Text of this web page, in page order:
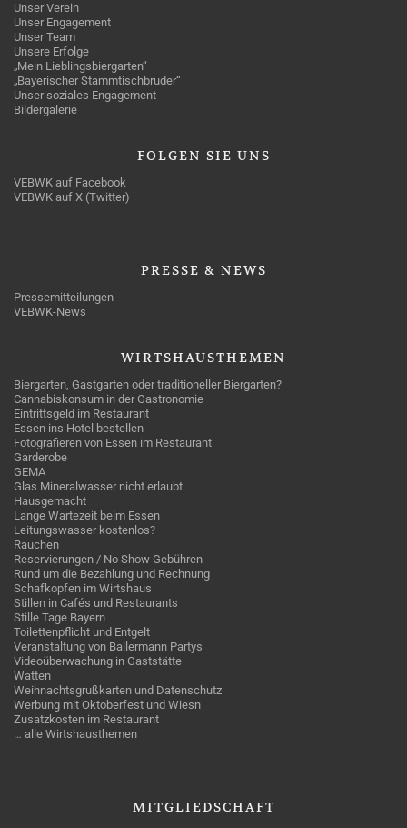
Unser Verein
Unser Engagement
Unser Team
Unsere Erfolge
„Mein Lieblingsbiergarten“
„Bayerischer Stammtischbruder“
Unser soziales Engagement
Bildergalerie
FOLGEN SIE UNS
VEBWK auf Facebook
VEBWK auf X (Twitter)
PRESSE & NEWS
Pressemitteilungen
VEBWK-News
WIRTSHAUSTHEMEN
Biergarten, Gastgarten oder traditioneller Biergarten?
Cannabiskonsum in der Gastronomie
Eintrittsgeld im Restaurant
Essen ins Hotel bestellen
Fotografieren von Essen im Restaurant
Garderobe
GEMA
Glas Mineralwasser nicht erlaubt
Hausgemacht
Lange Wartezeit beim Essen
Leitungswasser kostenlos?
Rauchen
Reservierungen / No Show Gebühren
Rund um die Bezahlung und Rechnung
Schafkopfen im Wirtshaus
Stillen in Cafés und Restaurants
Stille Tage Bayern
Toilettenpflicht und Entgelt
Veranstaltung von Ballermann Partys
Videoüberwachung in Gaststätte
Watten
Weihnachtsgrußkarten und Datenschutz
Werbung mit Oktoberfest und Wiesn
Zusatzkosten im Restaurant
… alle Wirtshausthemen
MITGLIEDSCHAFT